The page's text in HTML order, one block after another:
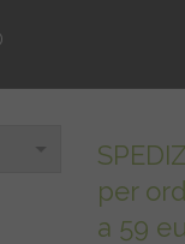
per
a 59